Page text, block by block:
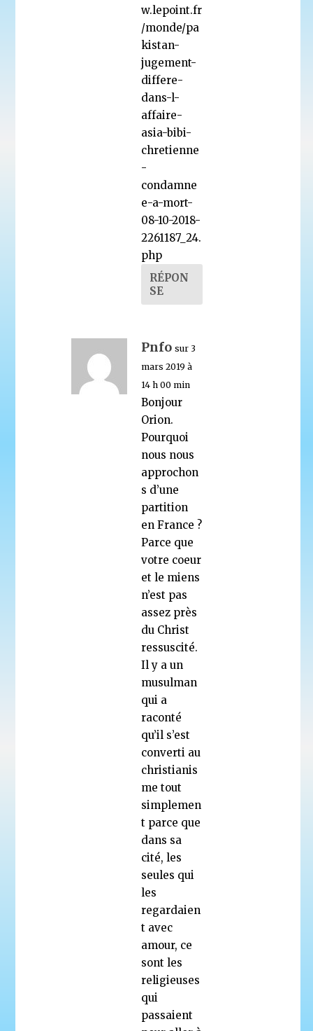
w.lepoint.fr
/monde/pa
kistan-
jugement-
differe-
dans-l-
affaire-
asia-bibi-
chretienne
-
condamne
e-a-mort-
08-10-2018-
2261187_24.
php
RÉPON
SE
Pnfo sur 3
mars 2019 à
14 h 00 min
Bonjour
Orion.
Pourquoi
nous nous
approchon
s d’une
partition
en France ?
Parce que
votre coeur
et le miens
n’est pas
assez près
du Christ
ressuscité.
Il y a un
musulman
qui a
raconté
qu’il s’est
converti au
christianis
me tout
simplemen
t parce que
dans sa
cité, les
seules qui
les
regardaien
t avec
amour, ce
sont les
religieuses
qui
passaient